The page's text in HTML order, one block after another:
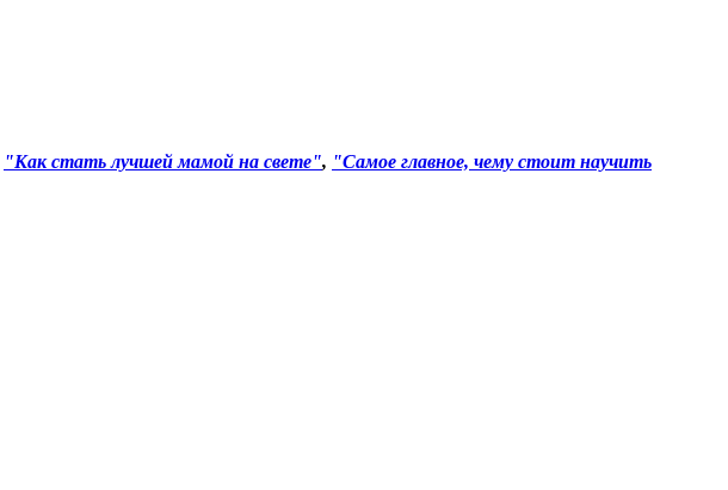
"Как стать лучшей мамой на свете", "Самое главное, чему стоит научить